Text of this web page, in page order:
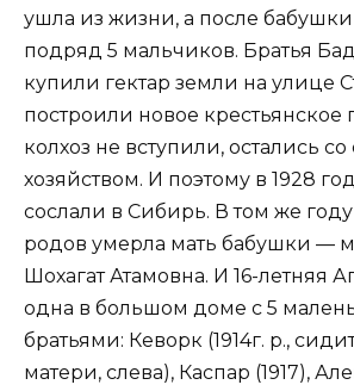
ушла из жизни, а после
подряд 5 мальчиков. Братья
купили гектар земли на улице
построили новое крестьянское
колхоз не вступили, остались
хозяйством. И поэтому в 1928
сослали в Сибирь. В том же
родов умерла мать бабушки —
Шохагат Атамовна. И 16-летняя
одна в большом доме с 5
братьями: Кеворк (1914г. р.,
матери, слева), Каспар (1917),